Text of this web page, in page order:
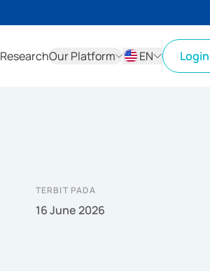
ResearchOur Platform
EN
Login
TERBIT PADA
16 June 2026